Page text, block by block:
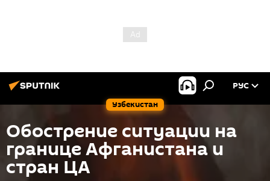
Узбекистан
РУС
Обострение ситуации на
границе Афганистана и
стран ЦА